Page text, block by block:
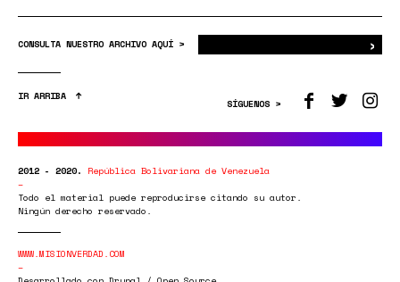
CONSULTA NUESTRO ARCHIVO AQUÍ > ›
IR ARRIBA
SÍGUENOS >
2012 - 2020. República Bolivariana de Venezuela
Todo el material puede reproducirse citando su autor.
Ningún derecho reservado.
WWW.MISIONVERDAD.COM